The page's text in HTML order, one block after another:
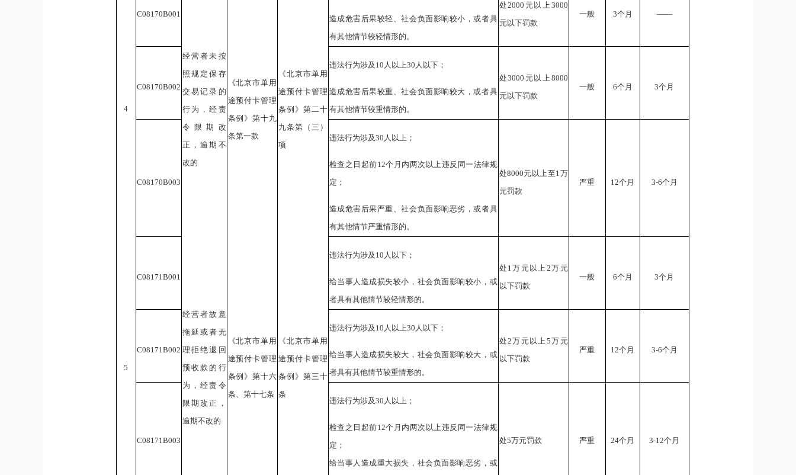
4
C08170B001
经营者未按
照规定保存
交易记录的
行为，经责
令限期改
正，逾期不
改的
《北京市单用
途预付卡管理
条例》第十九
条第一款
《北京市单用
途预付卡管理
条例》第二十
九条第（三）
项
造成危害后果较轻、社会负面影响较小，或者具
有其他情节较轻情形的。
处2000元以上3000
元以下罚款
一般 3个月 ——
C08170B002
违法行为涉及10人以上30人以下；
造成危害后果较重、社会负面影响较大，或者具
有其他情节较重情形的。
处3000元以上8000
元以下罚款
一般 6个月 3个月
C08170B003
违法行为涉及30人以上；
检查之日起前12个月内两次以上违反同一法律规
定；
造成危害后果严重、社会负面影响恶劣，或者具
有其他情节严重情形的。
处8000元以上至1万
元罚款
严重 12个月 3-6个月
5
C08171B001
经营者故意
拖延或者无
理拒绝退回
预收款的行
为，经责令
限期改正，
逾期不改的
《北京市单用
途预付卡管理
条例》第十六
条、第十七条
《北京市单用
途预付卡管理
条例》第三十
条
违法行为涉及10人以下；
给当事人造成损失较小，社会负面影响较小，或
者具有其他情节较轻情形的。
处1万元以上2万元
以下罚款
一般 6个月 3个月
C08171B002
违法行为涉及10人以上30人以下；
给当事人造成损失较大，社会负面影响较大，或
者具有其他情节较重情形的。
处2万元以上5万元
以下罚款
严重 12个月 3-6个月
C08171B003
违法行为涉及30人以上；
检查之日起前12个月内两次以上违反同一法律规
定；
给当事人造成重大损失，社会负面影响恶劣，或
处5万元罚款 严重 24个月 3-12个月